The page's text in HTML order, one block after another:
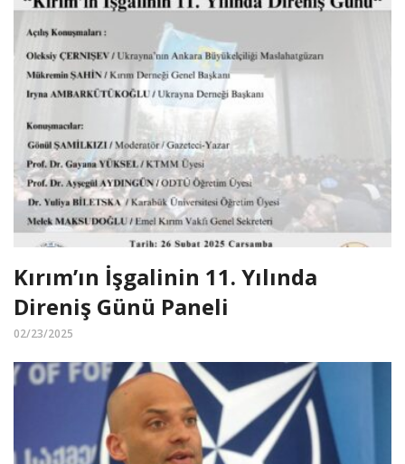
Kırım’ın İşgalinin 11. Yılında
Direniş Günü Paneli
02/23/2025